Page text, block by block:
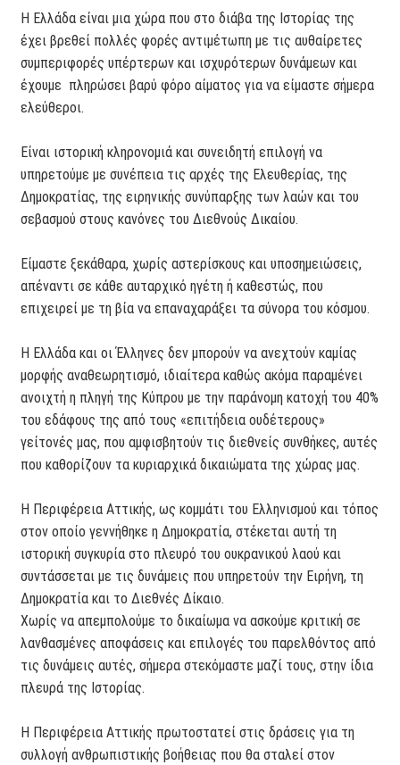
Η Ελλάδα είναι μια χώρα που στο διάβα της Ιστορίας της
έχει βρεθεί πολλές φορές αντιμέτωπη με τις αυθαίρετες
συμπεριφορές υπέρτερων και ισχυρότερων δυνάμεων και
έχουμε πληρώσει βαρύ φόρο αίματος για να είμαστε σήμερα
ελεύθεροι.
Είναι ιστορική κληρονομιά και συνειδητή επιλογή να
υπηρετούμε με συνέπεια τις αρχές της Ελευθερίας, της
Δημοκρατίας, της ειρηνικής συνύπαρξης των λαών και του
σεβασμού στους κανόνες του Διεθνούς Δικαίου.
Είμαστε ξεκάθαρα, χωρίς αστερίσκους και υποσημειώσεις,
απέναντι σε κάθε αυταρχικό ηγέτη ή καθεστώς, που
επιχειρεί με τη βία να επαναχαράξει τα σύνορα του κόσμου.
Η Ελλάδα και οι Έλληνες δεν μπορούν να ανεχτούν καμίας
μορφής αναθεωρητισμό, ιδιαίτερα καθώς ακόμα παραμένει
ανοιχτή η πληγή της Κύπρου με την παράνομη κατοχή του 40%
του εδάφους της από τους «επιτήδεια ουδέτερους»
γείτονές μας, που αμφισβητούν τις διεθνείς συνθήκες, αυτές
που καθορίζουν τα κυριαρχικά δικαιώματα της χώρας μας.
Η Περιφέρεια Αττικής, ως κομμάτι του Ελληνισμού και τόπος
στον οποίο γεννήθηκε η Δημοκρατία, στέκεται αυτή τη
ιστορική συγκυρία στο πλευρό του ουκρανικού λαού και
συντάσσεται με τις δυνάμεις που υπηρετούν την Ειρήνη, τη
Δημοκρατία και το Διεθνές Δίκαιο.
Χωρίς να απεμπολούμε το δικαίωμα να ασκούμε κριτική σε
λανθασμένες αποφάσεις και επιλογές του παρελθόντος από
τις δυνάμεις αυτές, σήμερα στεκόμαστε μαζί τους, στην ίδια
πλευρά της Ιστορίας.
Η Περιφέρεια Αττικής πρωτοστατεί στις δράσεις για τη
συλλογή ανθρωπιστικής βοήθειας που θα σταλεί στον